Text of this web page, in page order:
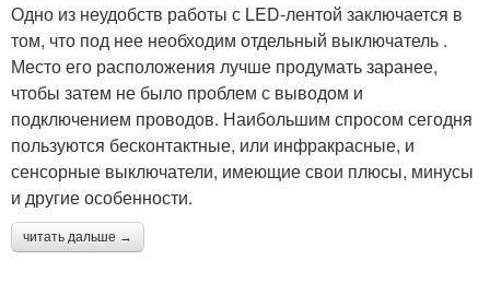
Одно из неудобств работы с LED-лентой заключается в
том, что под нее необходим отдельный выключатель .
Место его расположения лучше продумать заранее,
чтобы затем не было проблем с выводом и
подключением проводов. Наибольшим спросом сегодня
пользуются бесконтактные, или инфракрасные, и
сенсорные выключатели, имеющие свои плюсы, минусы
и другие особенности.
читать дальше →